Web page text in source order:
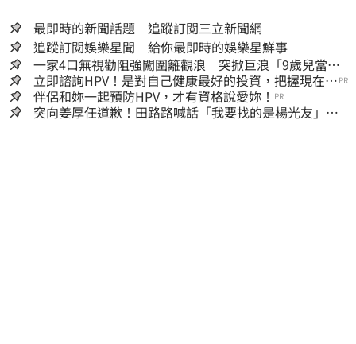
最即時的新聞話題 追蹤訂閱三立新聞網
追蹤訂閱娛樂星聞 給你最即時的娛樂星鮮事
一家4口無視勸阻強闖圍籬觀浪 突掀巨浪「9歲兒當場
遭捲入海」
立即諮詢HPV！是對自己健康最好的投資，把握現在不
嫌晚！
PR
伴侶和妳一起預防HPV，才有資格說愛妳！ PR
突向姜厚任道歉！田路路喊話「我要找的是楊光友」：